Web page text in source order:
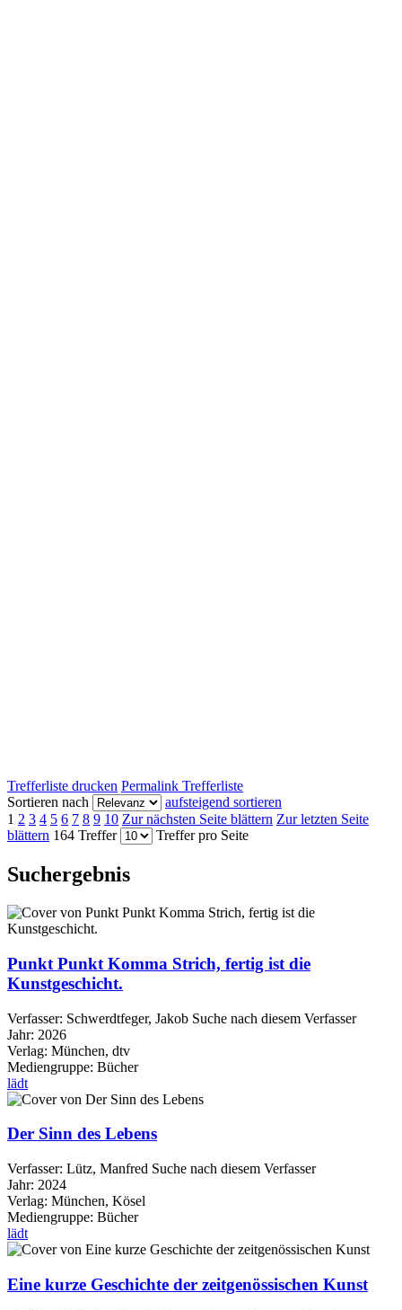
Trefferliste drucken Permalink Trefferliste
Sortieren nach
aufsteigend sortieren
1 2 3 4 5 6 7 8 9 10 Zur nächsten Seite blättern Zur letzten Seite
blättern 164 Treffer Treffer pro Seite
Suchergebnis
Punkt Punkt Komma Strich, fertig ist die
Kunstgeschicht.
Verfasser: Schwerdtfeger, Jakob Suche nach diesem Verfasser
Jahr: 2026
Verlag: München, dtv
Mediengruppe: Bücher
lädt
Der Sinn des Lebens
Verfasser: Lütz, Manfred Suche nach diesem Verfasser
Jahr: 2024
Verlag: München, Kösel
Mediengruppe: Bücher
lädt
Eine kurze Geschichte der zeitgenössischen Kunst